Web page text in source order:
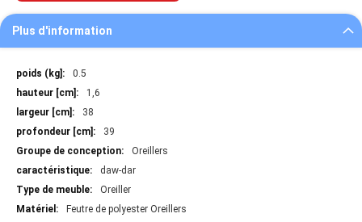
Plus d'information
Plus
d'information
0.5
1,6
38
39
Oreillers
daw-dar
Oreiller
Feutre de polyester Oreillers